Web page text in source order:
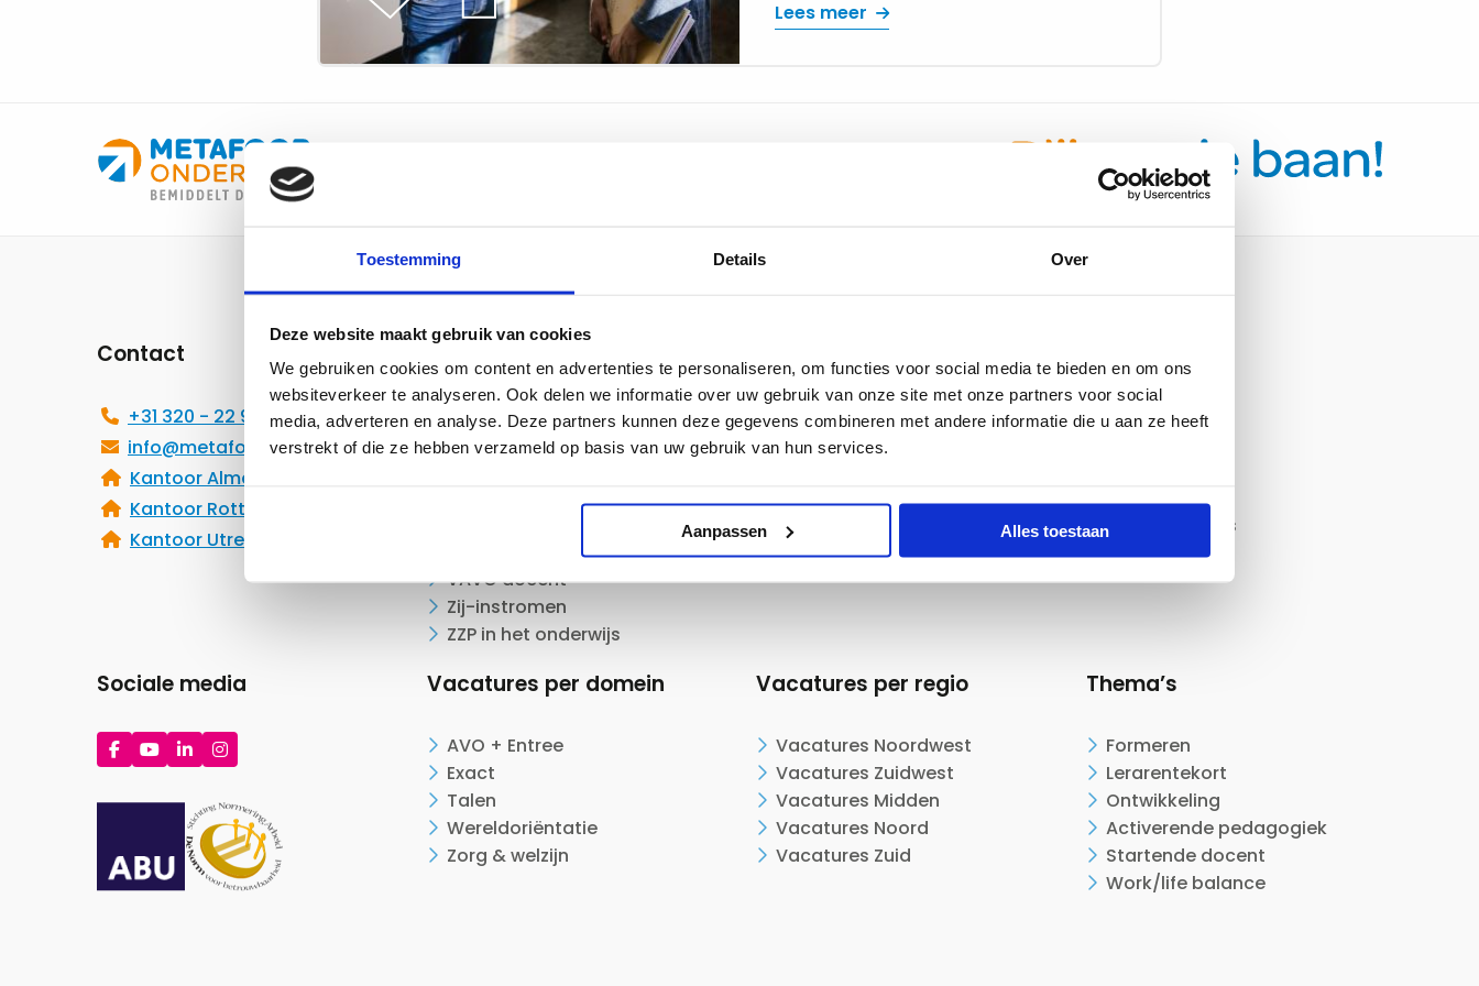
Toestemming Details Over
Deze website maakt gebruik van cookies
We gebruiken cookies om content en advertenties te personaliseren, om functies voor social media te bieden en om ons
websiteverkeer te analyseren. Ook delen we informatie over uw gebruik van onze site met onze partners voor social
media, adverteren en analyse. Deze partners kunnen deze gegevens combineren met andere informatie die u aan ze heeft
verstrekt of die ze hebben verzameld op basis van uw gebruik van hun services.
Aanpassen Alles toestaan
Lees meer
Contact
+31 320 - 22 99 49
info@metafooronderwijs.nl
Kantoor Almere
Kantoor Rotterdam
Kantoor Utrecht
Sociale media
Ga
naar
Facebook
Ga
naar
YouTube
Ga
naar
LinkedIn
Ga
naar
Instagram
Solliciteren in het onderwijs
Groeien en ontwikkelen als
Hybride docent
VAVO docent
Zij-instromen
ZZP in het onderwijs
Vacatures per domein
AVO + Entree
Exact
Talen
Wereldoriëntatie
Zorg & welzijn
Academy
Evenementen
Vacatures per regio
Vacatures Noordwest
Vacatures Zuidwest
Vacatures Midden
Vacatures Noord
Vacatures Zuid
Team
Werken bij
CAO onderwijs
Contact
Thema’s
Formeren
Lerarentekort
Ontwikkeling
Activerende pedagogiek
Startende docent
Work/life balance